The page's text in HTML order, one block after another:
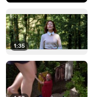
1:35